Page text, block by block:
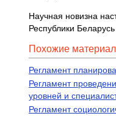
Научная новизна
Республики
Похожие
Регламент
Регламент
уровней и
Регламент